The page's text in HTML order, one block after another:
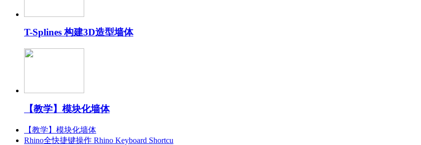
T-Splines 构建3D造型墙体
【教学】模块化墙体
【教学】模块化墙体
Rhino全快捷键操作 Rhino Keyboard Shortcu